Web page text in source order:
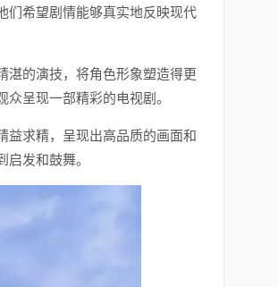
们希望剧情能够真实地反映现代
湛的演技，将角色形象塑造得更
呈现一部精彩的电视剧。
益求精，呈现出高品质的画面和
发和鼓舞。